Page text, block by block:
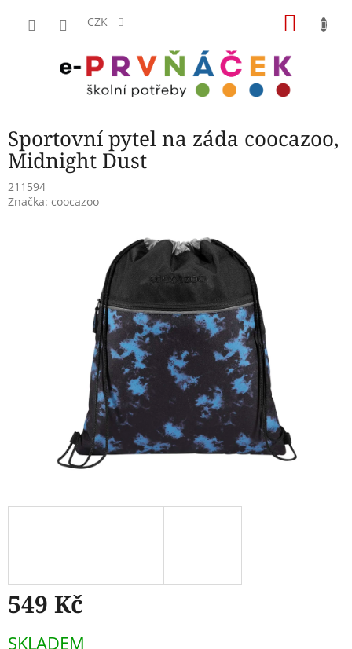
CZK
Sportovní pytel na záda coocazoo,
Midnight Dust
211594
Značka: coocazoo
549 Kč
cena:
SKLADEM